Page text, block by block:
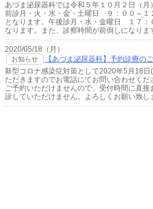
あづま泌尿器科では令和５年１０月２日（
前診月・火・水・金・土曜日 ９：００～
となります。午後診月・水・金曜日 １７
なります。また、診察時間が前倒しになりま
2020/05/18（月）
お知らせ
【あづま泌尿器科】予約診療の
新型コロナ感染症対策として2020年5月18
ただきますのでお電話にてお問い合わせく
ご予約いただけませんので、受付時間に直
診していただけません。よろしくお願い致し